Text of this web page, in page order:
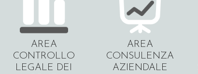
AREA
CONTROLLO
LEGALE DEI
AREA
CONSULENZA
AZIENDALE